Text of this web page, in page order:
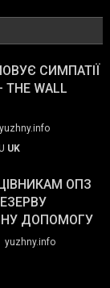
СИМПАТІЇ
WALL
yuzhny.info
UK
ОПЗ
ДОПОМОГУ
yuzhny.info